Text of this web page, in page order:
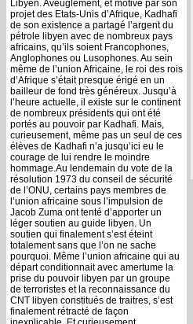
Libyen. Aveuglement, et motivé par son
projet des Etats-Unis d’Afrique, Kadhafi
de son existence a partagé l’argent du
pétrole libyen avec de nombreux pays
africains, qu’ils soient Francophones,
Anglophones ou Lusophones. Au sein
même de l’union Africaine, le roi des rois
d’Afrique s’était presque érigé en un
bailleur de fond très généreux. Jusqu’à
l’heure actuelle, il existe sur le continent
de nombreux présidents qui ont été
portés au pouvoir par Kadhafi. Mais,
curieusement, même pas un seul de ces
élèves de Kadhafi n’a jusqu’ici eu le
courage de lui rendre le moindre
hommage.Au lendemain du vote de la
résolution 1973 du conseil de sécurité
de l’ONU, certains pays membres de
l’union africaine sous l’impulsion de
Jacob Zuma ont tenté d’apporter un
léger soutien au guide libyen. Un
soutien qui finalement s’est éteint
totalement sans que l’on ne sache
pourquoi. Même l’union africaine qui au
départ conditionnait avec amertume la
prise du pouvoir libyen par un groupe
de terroristes et la reconnaissance du
CNT libyen constitués de traitres, s’est
finalement rétracté de façon